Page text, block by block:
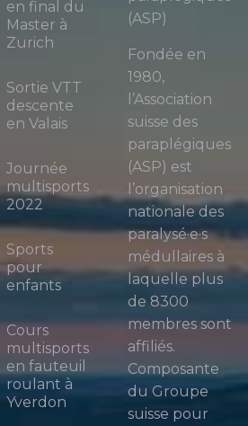
en final du
Master à
Zurich
Sortie VTT
descente
en Valais
Journée
multisports
2022
Sports
pour
enfants
Cours
multisports
en fauteuil
roulant à
Yverdon
(ASP)
Fondée en
1980,
l’Association
suisse des
paraplégiques
(ASP) est
l’organisation
nationale des
paralysé·e·s
médullaires à
laquelle plus
de 8300
membres sont
affiliés.
Composante
du Groupe
suisse pour